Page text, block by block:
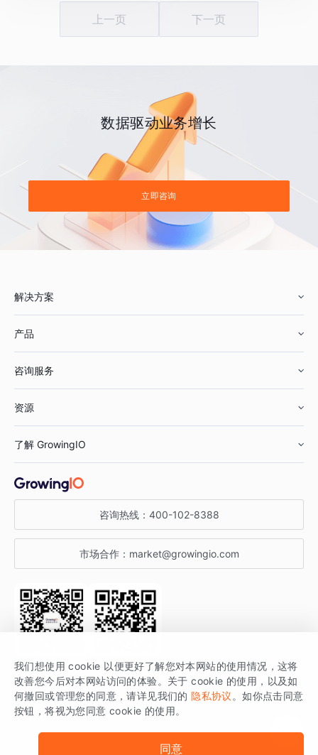
上一页 下一页
数据驱动业务增长
立即咨询
解决方案
鞋服行业
汽车行业
金融行业
产品
智能运营
获客分析
咨询服务
资源
增长公开课
增长博客
开发者文档
SDK 文档
场景指南
了解 GrowingIO
关于 GrowingIO
增长大会
行业活动
咨询热线： 400-102-8388
市场合作： market@growingio.com
关注公众号 获取更多干货
GrowingIO 是专注于数据智能分析与增长的品牌，核心平台为 GrowingIO
分析云。
版权所有 © 北京易数科技有限公司
我们想使用 cookie 以便更好了解您对本网站的使用情况，这将
改善您今后对本网站访问的体验。关于 cookie 的使用，以及如
何撤回或管理您的同意，请详见我们的 隐私协议 。如你点击同意
按钮，将视为您同意 cookie 的使用。
同意